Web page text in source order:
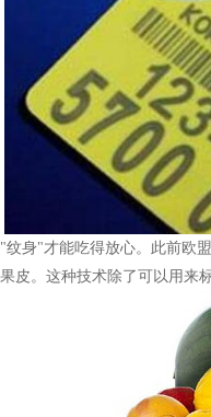
身"才能吃得放心。此前欧
皮。这种技术除了可以用来